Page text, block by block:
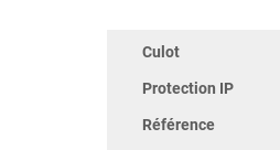
Culot
Protection IP
Référence